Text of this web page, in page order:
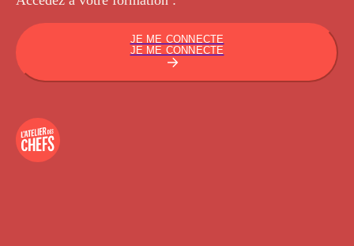
JE ME CONNECTE
JE ME CONNECTE